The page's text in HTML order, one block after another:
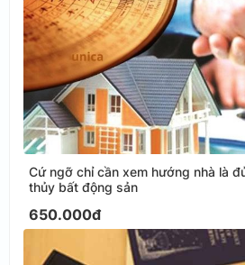
Cứ ngỡ chỉ cần xem hướng nhà là
thủy bất động sản
650.000đ